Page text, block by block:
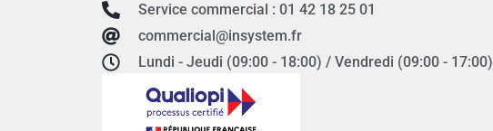
Service commercial : 01 42 18 25 01
commercial@insystem.fr
Lundi - Jeudi (09:00 - 18:00) / Vendredi (09:00 - 17:00)